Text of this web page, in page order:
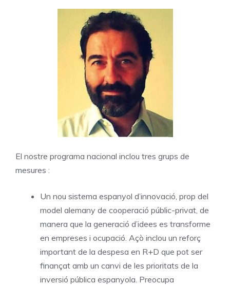
El nostre programa nacional inclou tres grups de
mesures :
Un nou sistema espanyol d’innovació, prop del
model alemany de cooperació públic-privat, de
manera que la generació d’idees es transforme
en empreses i ocupació. Açò inclou un reforç
important de la despesa en R+D que pot ser
finançat amb un canvi de les prioritats de la
inversió pública espanyola. Preocupa